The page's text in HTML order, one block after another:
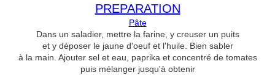
PREPARATION
Pâte
Dans un saladier, mettre la farine, y creuser un puits
et y déposer le jaune d'oeuf et l'huile. Bien sabler
à la main. Ajouter sel et eau, paprika et concentré de tomates
puis mélanger jusqu'à obtenir